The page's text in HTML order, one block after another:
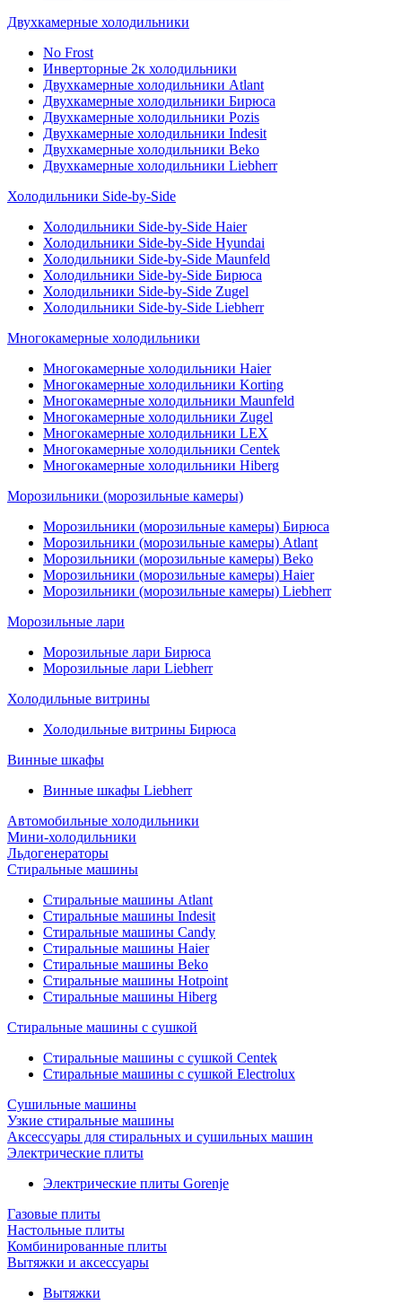
Двухкамерные холодильники
No Frost
Инверторные 2к холодильники
Двухкамерные холодильники Atlant
Двухкамерные холодильники Бирюса
Двухкамерные холодильники Pozis
Двухкамерные холодильники Indesit
Двухкамерные холодильники Beko
Двухкамерные холодильники Liebherr
Холодильники Side-by-Side
Холодильники Side-by-Side Haier
Холодильники Side-by-Side Hyundai
Холодильники Side-by-Side Maunfeld
Холодильники Side-by-Side Бирюса
Холодильники Side-by-Side Zugel
Холодильники Side-by-Side Liebherr
Многокамерные холодильники
Многокамерные холодильники Haier
Многокамерные холодильники Korting
Многокамерные холодильники Maunfeld
Многокамерные холодильники Zugel
Многокамерные холодильники LEX
Многокамерные холодильники Centek
Многокамерные холодильники Hiberg
Морозильники (морозильные камеры)
Морозильники (морозильные камеры) Бирюса
Морозильники (морозильные камеры) Atlant
Морозильники (морозильные камеры) Beko
Морозильники (морозильные камеры) Haier
Морозильники (морозильные камеры) Liebherr
Морозильные лари
Морозильные лари Бирюса
Морозильные лари Liebherr
Холодильные витрины
Холодильные витрины Бирюса
Винные шкафы
Винные шкафы Liebherr
Автомобильные холодильники
Мини-холодильники
Льдогенераторы
Стиральные машины
Стиральные машины Atlant
Стиральные машины Indesit
Стиральные машины Candy
Стиральные машины Haier
Стиральные машины Beko
Стиральные машины Hotpoint
Стиральные машины Hiberg
Стиральные машины с сушкой
Стиральные машины с сушкой Centek
Стиральные машины с сушкой Electrolux
Сушильные машины
Узкие стиральные машины
Аксессуары для стиральных и сушильных машин
Электрические плиты
Электрические плиты Gorenje
Газовые плиты
Настольные плиты
Комбинированные плиты
Вытяжки и аксессуары
Вытяжки